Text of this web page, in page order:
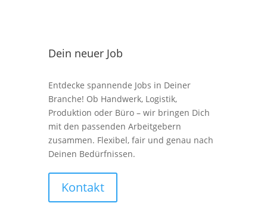
Dein neuer Job
Entdecke spannende Jobs in Deiner
Branche! Ob Handwerk, Logistik,
Produktion oder Büro – wir bringen Dich
mit den passenden Arbeitgebern
zusammen. Flexibel, fair und genau nach
Deinen Bedürfnissen.
Kontakt